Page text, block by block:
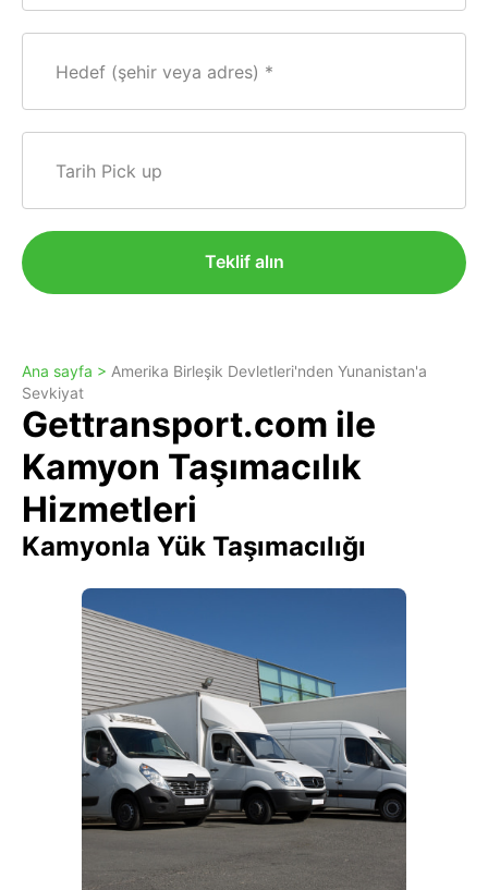
Hedef (şehir veya adres)
Tarih Pick up
Teklif alın
Ana sayfa > Amerika Birleşik Devletleri'nden Yunanistan'a
Sevkiyat
Gettransport.com ile
Kamyon Taşımacılık
Hizmetleri
Kamyonla Yük Taşımacılığı